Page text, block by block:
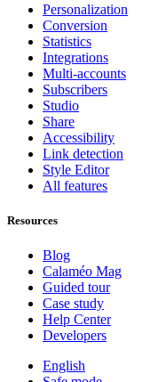
Personalization
Conversion
Statistics
Integrations
Multi-accounts
Subscribers
Studio
Share
Accessibility
Link detection
Style Editor
All features
Resources
Blog
Calaméo Mag
Guided tour
Case study
Help Center
Developers
English